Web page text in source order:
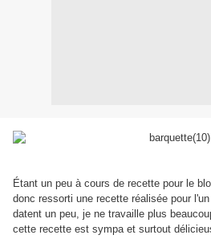
Étant un peu à cours de recette pour le
donc ressorti une recette réalisée pour
datent un peu, je ne travaille plus
cette recette est sympa et surtout